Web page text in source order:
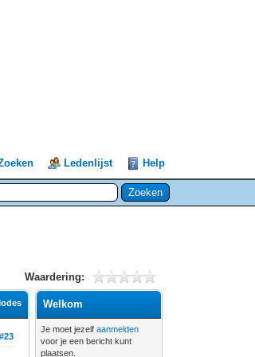
Ledenlijst Help
Waardering:
#23
Welkom
Je moet jezelfaanmelden
voor je een bericht kunt
plaatsen.